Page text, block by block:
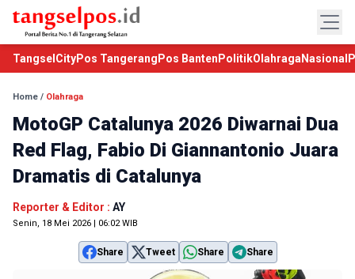
TangselCityPos Tangerang Pos Banten PolitikOlahraga Nasional
Home / Olahraga
MotoGP Catalunya 2026 Diwarnai Dua
Red Flag, Fabio Di Giannantonio Juara
Dramatis di Catalunya
Reporter & Editor : AY
Senin, 18 Mei 2026 | 06:02 WIB
Share Tweet Share Share